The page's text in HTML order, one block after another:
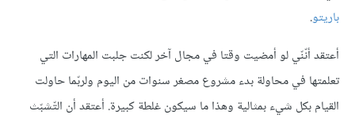
باريتو.
أعتقد أنّنّي لو أمضيت وقتا في مجال آخر لكنت جلبت المهارات التي
تعلمتها في محاولة بدء مشروع مصغر سنوات من اليوم ولربّما حاولت
القيام بكل شيء بمثالية وهذا ما سيكون غلطة كبيرة. أعتقد أن التّشبّث